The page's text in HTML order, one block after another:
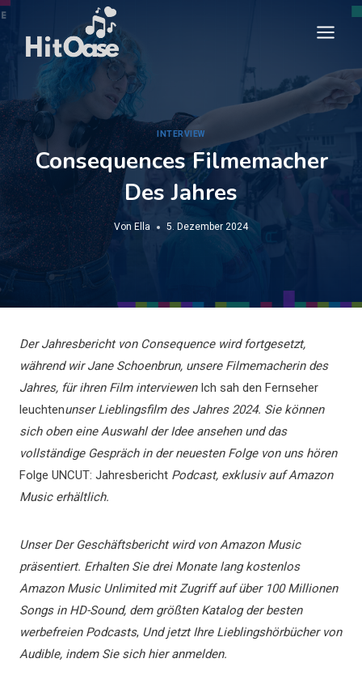
Zum
springen
INTERVIEW
Consequences Filmemacher
Des Jahres
Von Ella 5. Dezember 2024
Der Jahresbericht von Consequence wird fortgesetzt,
während wir Jane Schoenbrun, unsere Filmemacherin des
Jahres, für ihren Film interviewen Ich sah den Fernseher
leuchtenunser Lieblingsfilm des Jahres 2024. Sie können
sich oben eine Auswahl der Idee ansehen und das
vollständige Gespräch in der neuesten Folge von uns hören
Folge UNCUT: Jahresbericht Podcast, exklusiv auf Amazon
Music erhältlich.
UnserDer Geschäftsbericht wird von Amazon Music
präsentiert. Erhalten Sie drei Monate lang kostenlos
Amazon Music Unlimited mit Zugriff auf über 100 Millionen
Songs in HD-Sound, dem größten Katalog der besten
werbefreien Podcasts, Und jetzt Ihre Lieblingshörbücher von
Audible, indem Sie sich hier anmelden.